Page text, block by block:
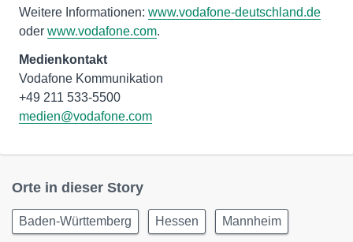
Weitere Informationen: www.vodafone-deutschland.de
oder www.vodafone.com.
Medienkontakt
Vodafone Kommunikation
medien@vodafone.com
Orte in dieser Story
Baden-Württemberg Hessen Mannheim